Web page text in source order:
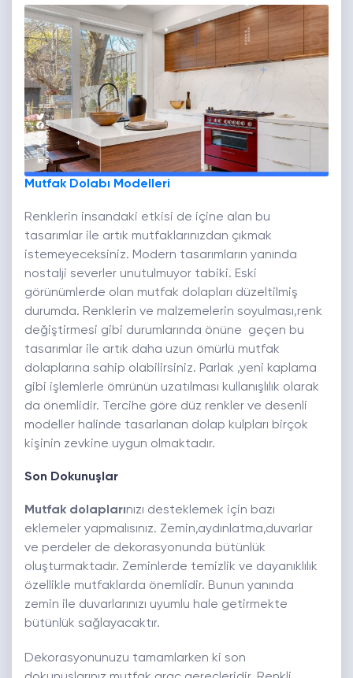
Mutfak Dolabı Modelleri
Renklerin insandaki etkisi de içine alan bu
tasarımlar ile artık mutfaklarınızdan çıkmak
istemeyeceksiniz. Modern tasarımların yanında
nostalji severler unutulmuyor tabiki. Eski
görünümlerde olan mutfak dolapları düzeltilmiş
durumda. Renklerin ve malzemelerin soyulması,renk
değiştirmesi gibi durumlarında önüne geçen bu
tasarımlar ile artık daha uzun ömürlü mutfak
dolaplarına sahip olabilirsiniz. Parlak ,yeni kaplama
gibi işlemlerle ömrünün uzatılması kullanışlılık olarak
da önemlidir. Tercihe göre düz renkler ve desenli
modeller halinde tasarlanan dolap kulpları birçok
kişinin zevkine uygun olmaktadır.
Son Dokunuşlar
Mutfak dolaplarınızı desteklemek için bazı
eklemeler yapmalısınız. Zemin,aydınlatma,duvarlar
ve perdeler de dekorasyonunda bütünlük
oluşturmaktadır. Zeminlerde temizlik ve dayanıklılık
özellikle mutfaklarda önemlidir. Bunun yanında
zemin ile duvarlarınızı uyumlu hale getirmekte
bütünlük sağlayacaktır.
Dekorasyonunuzu tamamlarken ki son